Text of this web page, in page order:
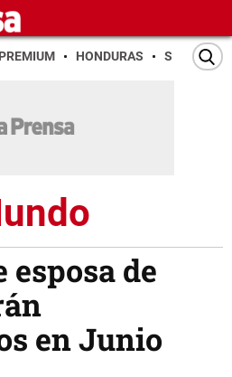
PREMIUM HONDURAS SAN PEDRO
esposa de
en Junio